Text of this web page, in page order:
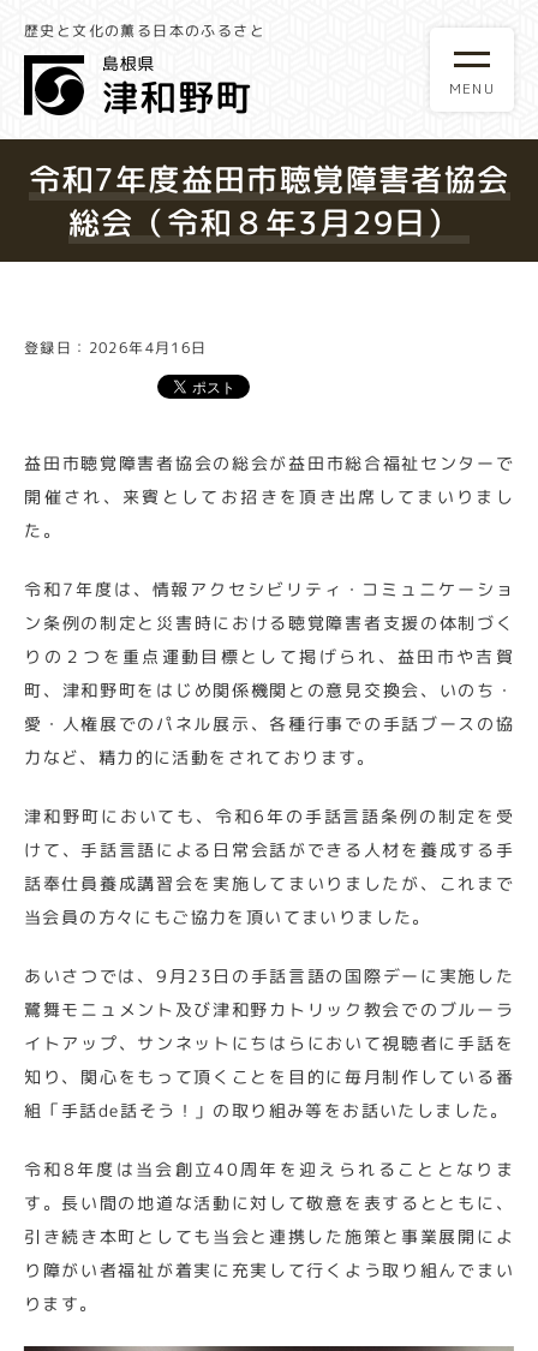
歴史と文化の薫る日本のふるさと
令和7年度益田市聴覚障害者協会
総会（令和８年3月29日）
登録日：2026年4月16日
益田市聴覚障害者協会の総会が益田市総合福祉センターで
開催され、来賓としてお招きを頂き出席してまいりまし
た。
令和7年度は、情報アクセシビリティ・コミュニケーショ
ン条例の制定と災害時における聴覚障害者支援の体制づく
りの２つを重点運動目標として掲げられ、益田市や吉賀
町、津和野町をはじめ関係機関との意見交換会、いのち・
愛・人権展でのパネル展示、各種行事での手話ブースの協
力など、精力的に活動をされております。
津和野町においても、令和6年の手話言語条例の制定を受
けて、手話言語による日常会話ができる人材を養成する手
話奉仕員養成講習会を実施してまいりましたが、これまで
当会員の方々にもご協力を頂いてまいりました。
あいさつでは、9月23日の手話言語の国際デーに実施した
鷺舞モニュメント及び津和野カトリック教会でのブルーラ
イトアップ、サンネットにちはらにおいて視聴者に手話を
知り、関心をもって頂くことを目的に毎月制作している番
組「手話de話そう！」の取り組み等をお話いたしました。
令和8年度は当会創立40周年を迎えられることとなりま
す。長い間の地道な活動に対して敬意を表するとともに、
引き続き本町としても当会と連携した施策と事業展開によ
り障がい者福祉が着実に充実して行くよう取り組んでまい
ります。